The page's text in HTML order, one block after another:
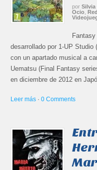
por Silvia
Ocio ,
desarrollado por 1-UP Studio
con un apartado musical a
Uematsu (Final Fantasy
en diciembre de 2012 en
Leer más ·0 Comments